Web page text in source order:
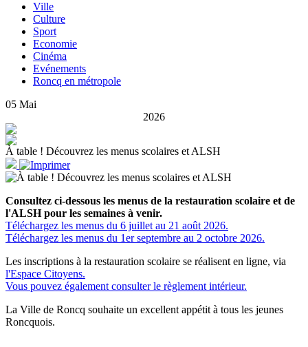
Ville
Culture
Sport
Economie
Cinéma
Evénements
Roncq en métropole
05 Mai
2026
À table ! Découvrez les menus scolaires et ALSH
Consultez ci-dessous les menus de la restauration scolaire et de
l'ALSH pour les semaines à venir.
Téléchargez les menus du 6 juillet au 21 août 2026.
Téléchargez les menus du 1er septembre au 2 octobre 2026.
Les inscriptions à la restauration scolaire se réalisent en ligne, via
l'Espace Citoyens.
Vous pouvez également consulter le règlement intérieur.
La Ville de Roncq souhaite un excellent appétit à tous les jeunes
Roncquois.